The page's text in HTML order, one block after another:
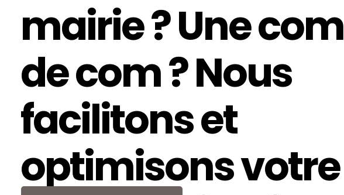
mairie ? Une com
de com ? Nous
facilitons et
optimisons votre